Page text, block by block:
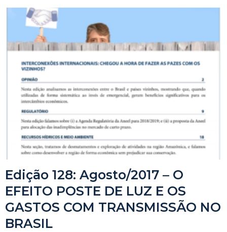
Edição 128: Agosto/2017 – O
EFEITO POSTE DE LUZ E OS
GASTOS COM TRANSMISSÃO NO
BRASIL